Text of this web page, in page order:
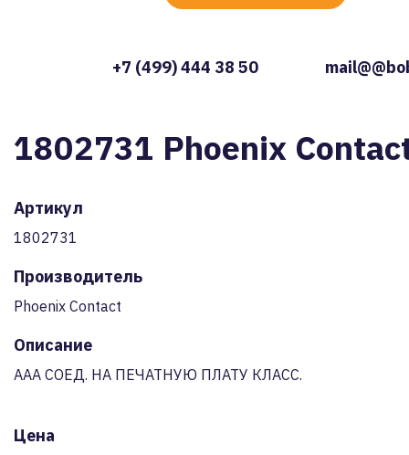
+7 (499) 444 38 50
1802731 Phoenix
Артикул
1802731
Производитель
Phoenix Contact
Описание
AAA СОЕД. НА ПЕЧАТНУЮ ПЛАТУ КЛАСС.
Цена